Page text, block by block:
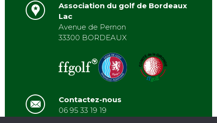
Association du golf de Bordeaux
Lac
Avenue de Pernon
33300 BORDEAUX
Contactez-nous
06 95 33 19 19